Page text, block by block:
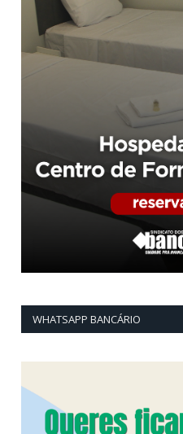
WHATSAPP BANCÁRIO